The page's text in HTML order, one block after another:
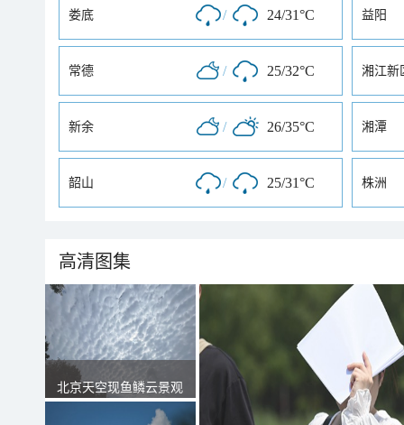
娄底 / 24/31°C 益阳
常德 / 25/32°C 湘江新
新余 / 26/35°C 湘潭
韶山 / 25/31°C 株洲
高清图集
北京天空现鱼鳞云景观